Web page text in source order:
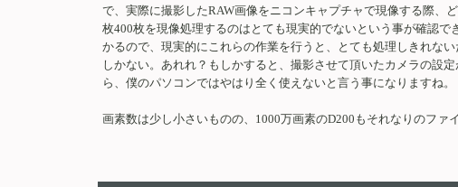
で、実際に撮影したRAW画像をニコンキャプチャで現像する際、
枚400枚を現像処理するのはとても現実的でないという事が確認
かるので、現実的にこれらの作業を行うと、とても処理しきれな
しかない。あれれ？もしかすると、撮影させて頂いたカメラの設
ら、僕のパソコンではやはり全く使えないと言う事になりますね。
画素数は少し小さいものの、1000万画素のD200もそれなりのファ